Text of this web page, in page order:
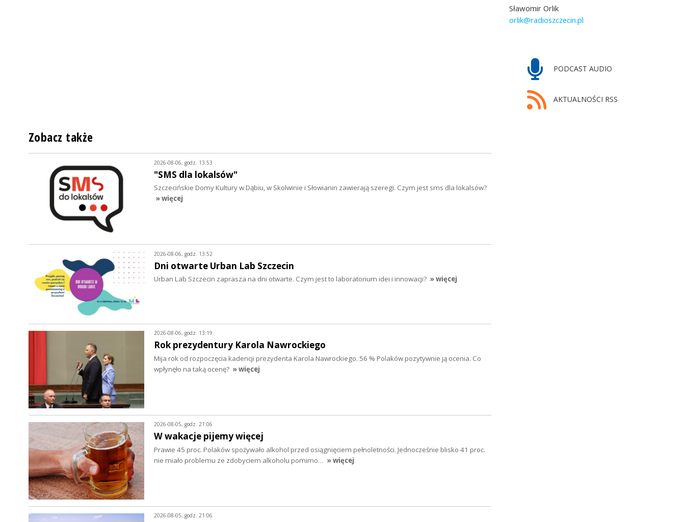
Sławomir Orlik
orlik@radioszczecin.pl
PODCAST AUDIO
AKTUALNOŚCI RSS
Zobacz także
2026-08-06, godz. 13:53
"SMS dla lokalsów"
Szczecińskie Domy Kultury w Dąbiu, w Skolwinie i Słowianin zawierają szeregi. Czym jest sms dla lokalsów?
» więcej
2026-08-06, godz. 13:52
Dni otwarte Urban Lab Szczecin
Urban Lab Szczecin zaprasza na dni otwarte. Czym jest to laboratorium idei i innowacji? » więcej
2026-08-06, godz. 13:19
Rok prezydentury Karola Nawrockiego
Mija rok od rozpoczęcia kadencji prezydenta Karola Nawrockiego. 56 % Polaków pozytywnie ją ocenia. Co
wpłynęło na taką ocenę? » więcej
2026-08-05, godz. 21:06
W wakacje pijemy więcej
Prawie 45 proc. Polaków spożywało alkohol przed osiągnięciem pełnoletności. Jednocześnie blisko 41 proc.
nie miało problemu ze zdobyciem alkoholu pomimo… » więcej
2026-08-05, godz. 21:06